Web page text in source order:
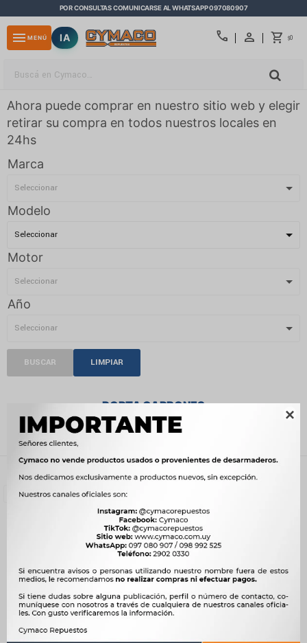

POR CONSULTAS COMUNICARSE AL WHATSAPP 097080907
call $0
menu MENÚ IA
Ahora puede comprar en nuestro sitio web y elegir
retirar su compra en todos nuestros locales en
24hs
Marca
Modelo
Motor
Año
BUSCAR LIMPIAR
PORTA CARBONES
Filtrando por: Arranque Porta carbones
Compatibilidad:DAEWOO Quitar filtros
close